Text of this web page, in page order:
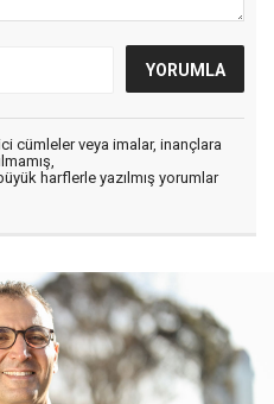
cümleler veya imalar, inançlara
harflerle yazılmış yorumlar